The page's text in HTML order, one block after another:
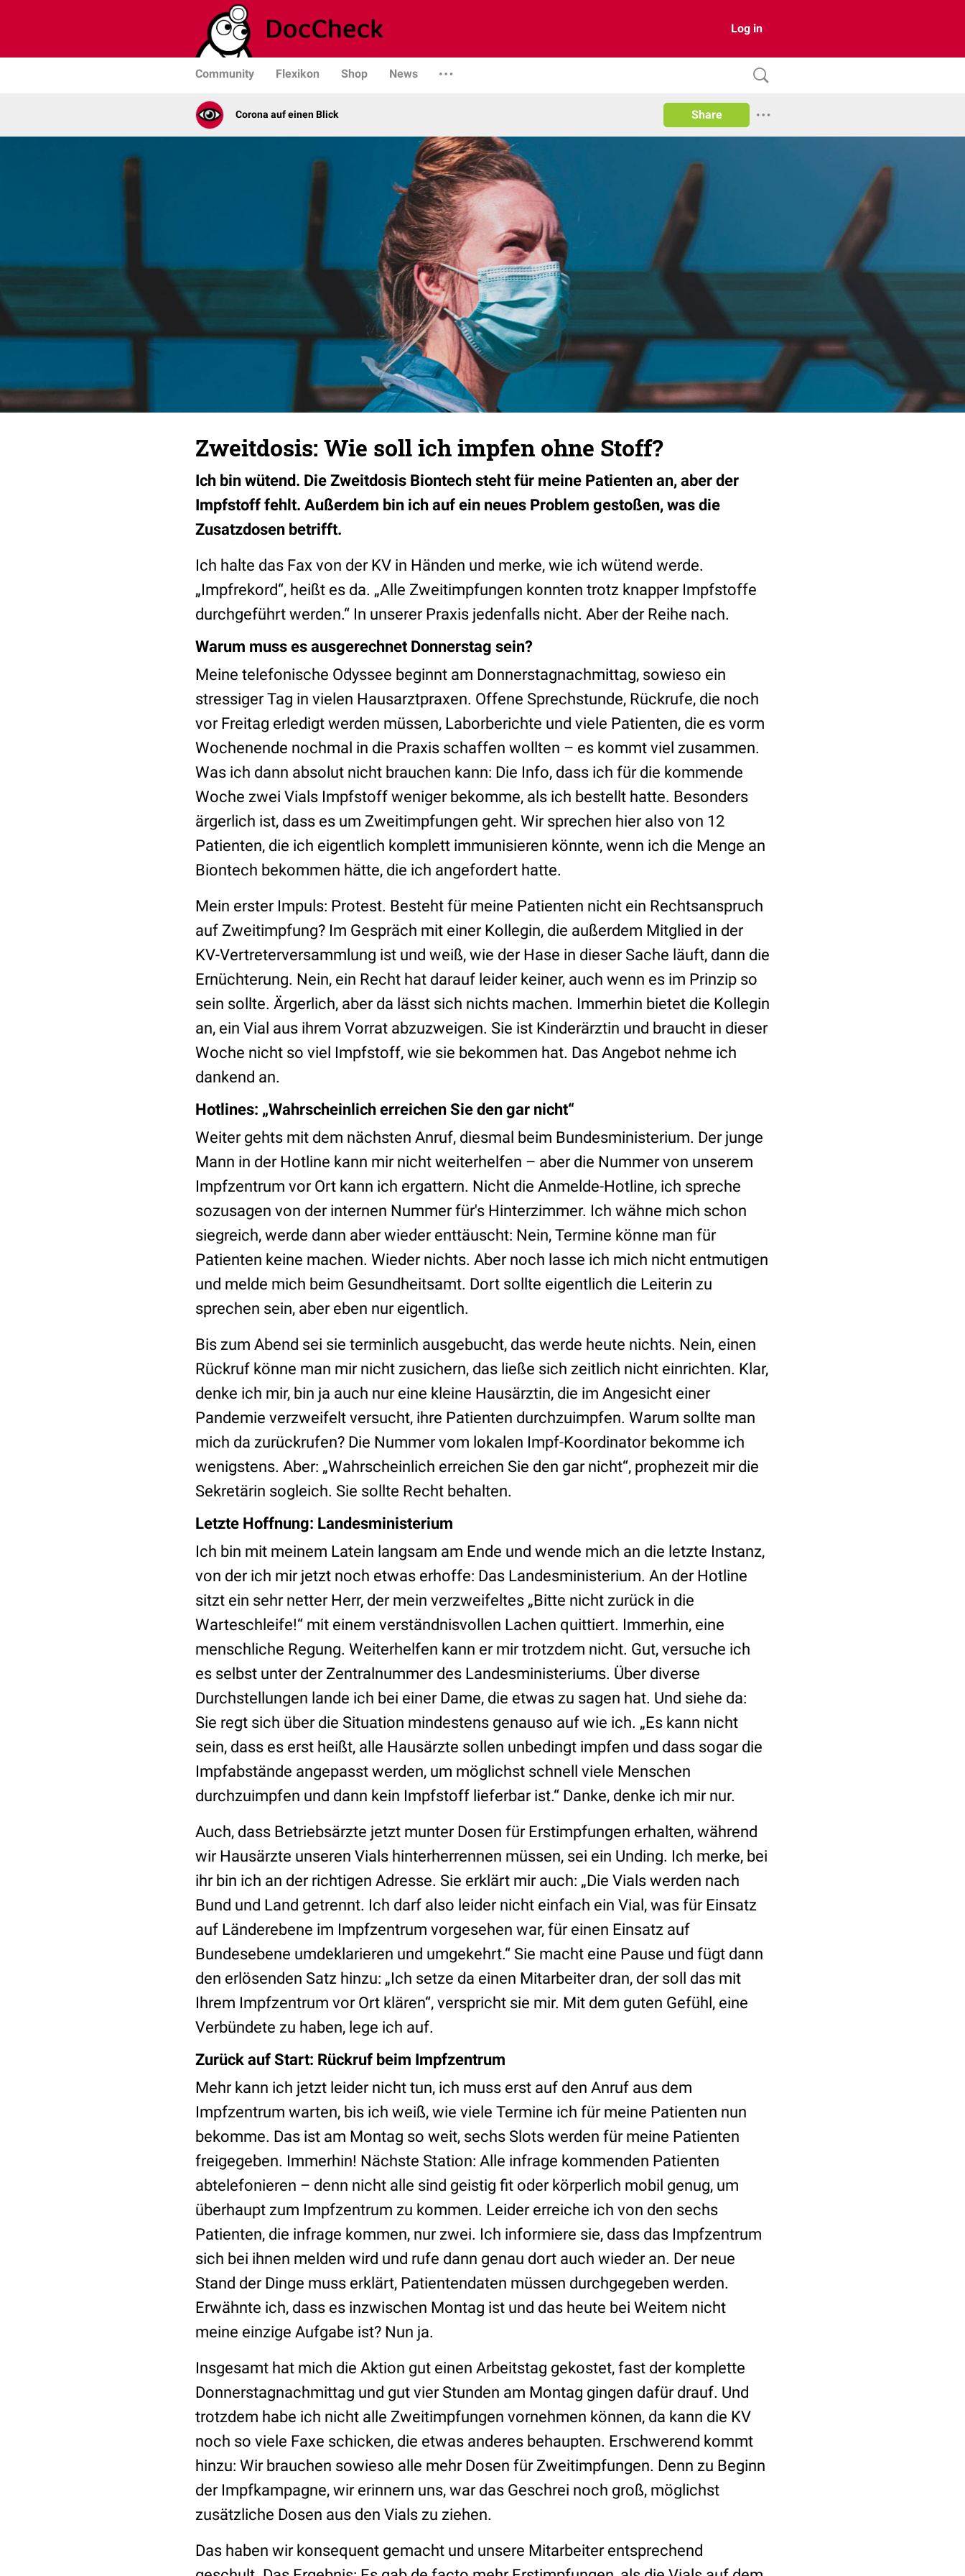
Log in
Community Flexikon Shop News
Corona auf einen Blick Share
Zweitdosis: Wie soll ich impfen ohne Stoff?
Ich bin wütend. Die Zweitdosis Biontech steht für meine Patienten an, aber der
Impfstoff fehlt. Außerdem bin ich auf ein neues Problem gestoßen, was die
Zusatzdosen betrifft.
Ich halte das Fax von der KV in Händen und merke, wie ich wütend werde.
„Impfrekord“, heißt es da. „Alle Zweitimpfungen konnten trotz knapper Impfstoffe
durchgeführt werden.“ In unserer Praxis jedenfalls nicht. Aber der Reihe nach.
Warum muss es ausgerechnet Donnerstag sein?
Meine telefonische Odyssee beginnt am Donnerstagnachmittag, sowieso ein
stressiger Tag in vielen Hausarztpraxen. Offene Sprechstunde, Rückrufe, die noch
vor Freitag erledigt werden müssen, Laborberichte und viele Patienten, die es vorm
Wochenende nochmal in die Praxis schaffen wollten – es kommt viel zusammen.
Was ich dann absolut nicht brauchen kann: Die Info, dass ich für die kommende
Woche zwei Vials Impfstoff weniger bekomme, als ich bestellt hatte. Besonders
ärgerlich ist, dass es um Zweitimpfungen geht. Wir sprechen hier also von 12
Patienten, die ich eigentlich komplett immunisieren könnte, wenn ich die Menge an
Biontech bekommen hätte, die ich angefordert hatte.
Mein erster Impuls: Protest. Besteht für meine Patienten nicht ein Rechtsanspruch
auf Zweitimpfung? Im Gespräch mit einer Kollegin, die außerdem Mitglied in der
KV-Vertreterversammlung ist und weiß, wie der Hase in dieser Sache läuft, dann die
Ernüchterung. Nein, ein Recht hat darauf leider keiner, auch wenn es im Prinzip so
sein sollte. Ärgerlich, aber da lässt sich nichts machen. Immerhin bietet die Kollegin
an, ein Vial aus ihrem Vorrat abzuzweigen. Sie ist Kinderärztin und braucht in dieser
Woche nicht so viel Impfstoff, wie sie bekommen hat. Das Angebot nehme ich
dankend an.
Hotlines: „Wahrscheinlich erreichen Sie den gar nicht“
Weiter gehts mit dem nächsten Anruf, diesmal beim Bundesministerium. Der junge
Mann in der Hotline kann mir nicht weiterhelfen – aber die Nummer von unserem
Impfzentrum vor Ort kann ich ergattern. Nicht die Anmelde-Hotline, ich spreche
sozusagen von der internen Nummer für's Hinterzimmer. Ich wähne mich schon
siegreich, werde dann aber wieder enttäuscht: Nein, Termine könne man für
Patienten keine machen. Wieder nichts. Aber noch lasse ich mich nicht entmutigen
und melde mich beim Gesundheitsamt. Dort sollte eigentlich die Leiterin zu
sprechen sein, aber eben nur eigentlich.
Bis zum Abend sei sie terminlich ausgebucht, das werde heute nichts. Nein, einen
Rückruf könne man mir nicht zusichern, das ließe sich zeitlich nicht einrichten. Klar,
denke ich mir, bin ja auch nur eine kleine Hausärztin, die im Angesicht einer
Pandemie verzweifelt versucht, ihre Patienten durchzuimpfen. Warum sollte man
mich da zurückrufen? Die Nummer vom lokalen Impf-Koordinator bekomme ich
wenigstens. Aber: „Wahrscheinlich erreichen Sie den gar nicht“, prophezeit mir die
Sekretärin sogleich. Sie sollte Recht behalten.
Letzte Hoffnung: Landesministerium
Ich bin mit meinem Latein langsam am Ende und wende mich an die letzte Instanz,
von der ich mir jetzt noch etwas erhoffe: Das Landesministerium. An der Hotline
sitzt ein sehr netter Herr, der mein verzweifeltes „Bitte nicht zurück in die
Warteschleife!“ mit einem verständnisvollen Lachen quittiert. Immerhin, eine
menschliche Regung. Weiterhelfen kann er mir trotzdem nicht. Gut, versuche ich
es selbst unter der Zentralnummer des Landesministeriums. Über diverse
Durchstellungen lande ich bei einer Dame, die etwas zu sagen hat. Und siehe da:
Sie regt sich über die Situation mindestens genauso auf wie ich. „Es kann nicht
sein, dass es erst heißt, alle Hausärzte sollen unbedingt impfen und dass sogar die
Impfabstände angepasst werden, um möglichst schnell viele Menschen
durchzuimpfen und dann kein Impfstoff lieferbar ist.“ Danke, denke ich mir nur.
Auch, dass Betriebsärzte jetzt munter Dosen für Erstimpfungen erhalten, während
wir Hausärzte unseren Vials hinterherrennen müssen, sei ein Unding. Ich merke, bei
ihr bin ich an der richtigen Adresse. Sie erklärt mir auch: „Die Vials werden nach
Bund und Land getrennt. Ich darf also leider nicht einfach ein Vial, was für Einsatz
auf Länderebene im Impfzentrum vorgesehen war, für einen Einsatz auf
Bundesebene umdeklarieren und umgekehrt.“ Sie macht eine Pause und fügt dann
den erlösenden Satz hinzu: „Ich setze da einen Mitarbeiter dran, der soll das mit
Ihrem Impfzentrum vor Ort klären“, verspricht sie mir. Mit dem guten Gefühl, eine
Verbündete zu haben, lege ich auf.
Zurück auf Start: Rückruf beim Impfzentrum
Mehr kann ich jetzt leider nicht tun, ich muss erst auf den Anruf aus dem
Impfzentrum warten, bis ich weiß, wie viele Termine ich für meine Patienten nun
bekomme. Das ist am Montag so weit, sechs Slots werden für meine Patienten
freigegeben. Immerhin! Nächste Station: Alle infrage kommenden Patienten
abtelefonieren – denn nicht alle sind geistig fit oder körperlich mobil genug, um
überhaupt zum Impfzentrum zu kommen. Leider erreiche ich von den sechs
Patienten, die infrage kommen, nur zwei. Ich informiere sie, dass das Impfzentrum
sich bei ihnen melden wird und rufe dann genau dort auch wieder an. Der neue
Stand der Dinge muss erklärt, Patientendaten müssen durchgegeben werden.
Erwähnte ich, dass es inzwischen Montag ist und das heute bei Weitem nicht
meine einzige Aufgabe ist? Nun ja.
Insgesamt hat mich die Aktion gut einen Arbeitstag gekostet, fast der komplette
Donnerstagnachmittag und gut vier Stunden am Montag gingen dafür drauf. Und
trotzdem habe ich nicht alle Zweitimpfungen vornehmen können, da kann die KV
noch so viele Faxe schicken, die etwas anderes behaupten. Erschwerend kommt
hinzu: Wir brauchen sowieso alle mehr Dosen für Zweitimpfungen. Denn zu Beginn
der Impfkampagne, wir erinnern uns, war das Geschrei noch groß, möglichst
zusätzliche Dosen aus den Vials zu ziehen.
Das haben wir konsequent gemacht und unsere Mitarbeiter entsprechend